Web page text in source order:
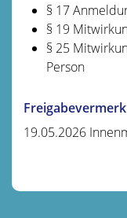
§ 17
§ 19
§ 25
Person
Freigabevermerk
19.05.2026